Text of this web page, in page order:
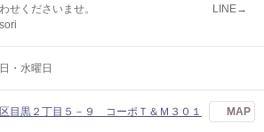
合わせくださいませ。 LINE→
・水曜日
目黒２丁目５－９ コーポＴ＆Ｍ３０１ MAP